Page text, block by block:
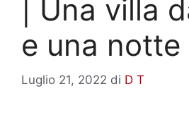
| Una villa
e una notte
Luglio 21, 2022 di D T